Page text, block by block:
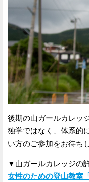
後期の山ガールカレッ
独学ではなく、体系的
い方のご参加をお待ち
▼山ガールカレッジの
女性のための登山教室